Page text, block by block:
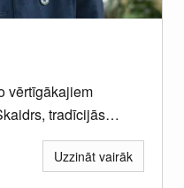
vērtīgākajiem
tradīcijās
skatījums uz...
Uzzināt vairāk